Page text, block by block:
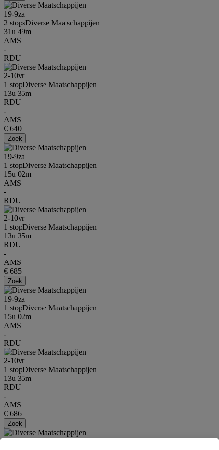
19-9za
2 stopsDiverse Maatschappijen
31u 49m
AMS
-
RDU
2-10vr
1 stopDiverse Maatschappijen
13u 35m
RDU
-
AMS
€ 640
Zoek
19-9za
1 stopDiverse Maatschappijen
15u 02m
AMS
-
RDU
2-10vr
1 stopDiverse Maatschappijen
13u 35m
RDU
-
AMS
€ 685
Zoek
19-9za
1 stopDiverse Maatschappijen
15u 02m
AMS
-
RDU
2-10vr
1 stopDiverse Maatschappijen
13u 35m
RDU
-
AMS
€ 686
Zoek